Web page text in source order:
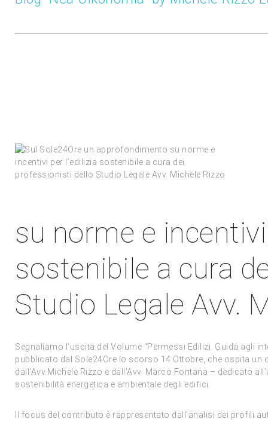
su norme e incentivi
sostenibile a cura
Studio Legale Avv.
Segnaliamo l’uscita del Volume “Permessi Edilizi. Guida agli
pubblicato dal Sole24Ore lo scorso 14 Ottobre, che ospita
dall’Avv.Michele Rizzo e dall’Avv. Marco Fontana – dedicato
sostenibilità energetica e ambientale degli edifici.
Il focus del contributo è rappresentato dall’analisi dei profili